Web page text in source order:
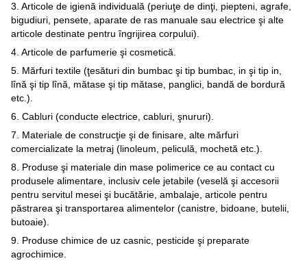
3. Articole de igienă individuală (periuţe de dinţi, piepteni, agrafe,
bigudiuri, pensete, aparate de ras manuale sau electrice şi alte
articole destinate pentru îngrijirea corpului).
4. Articole de parfumerie şi cosmetică.
5. Mărfuri textile (ţesături din bumbac şi tip bumbac, in şi tip in,
lînă şi tip lînă, mătase şi tip mătase, panglici, bandă de bordură
etc.).
6. Cabluri (conducte electrice, cabluri, şnururi).
7. Materiale de construcţie şi de finisare, alte mărfuri
comercializate la metraj (linoleum, peliculă, mochetă etc.).
8. Produse şi materiale din mase polimerice ce au contact cu
produsele alimentare, inclusiv cele jetabile (veselă şi accesorii
pentru servitul mesei şi bucătărie, ambalaje, articole pentru
păstrarea şi transportarea alimentelor (canistre, bidoane, butelii,
butoaie).
9. Produse chimice de uz casnic, pesticide şi preparate
agrochimice.